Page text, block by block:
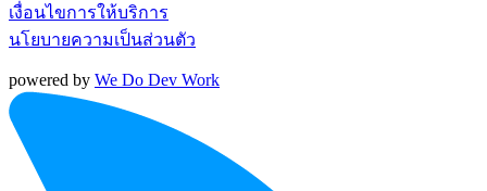
เงื่อนไขการให้บริการ
นโยบายความเป็นส่วนตัว
powered by We Do Dev Work